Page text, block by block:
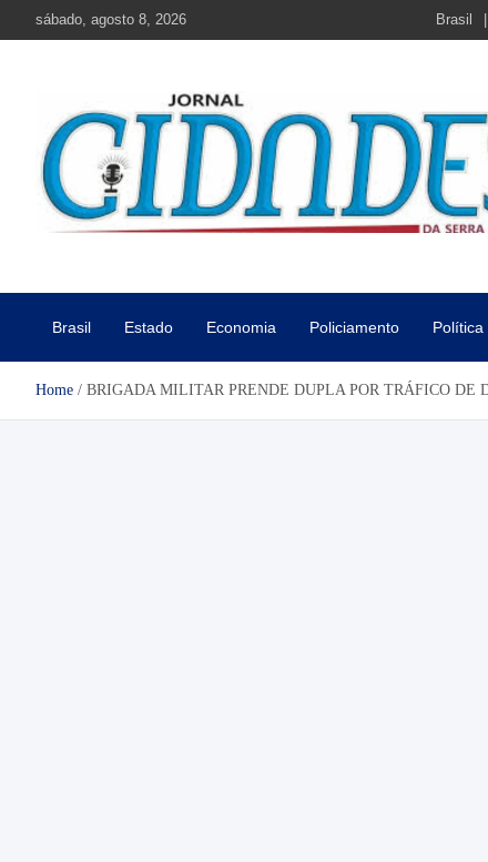
sábado, agosto 8, 2026 Brasil
Brasil Estado Economia Policiamento Política
Home BRIGADA MILITAR PRENDE DUPLA POR TRÁFICO DE